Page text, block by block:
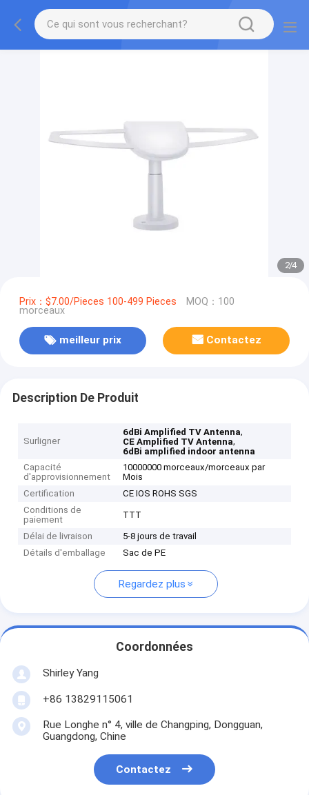
2/4
Prix：$7.00/Pieces 100-499 Pieces MOQ：100
morceaux
meilleur prix Contactez
Description De Produit
Surligner
6dBi Amplified TV Antenna,
CE Amplified TV Antenna,
6dBi amplified indoor antenna
Capacité
d'approvisionnement
10000000 morceaux/morceaux par
Mois
Certification
CE IOS ROHS SGS
Conditions de
paiement
TTT
Délai de livraison
5-8 jours de travail
Détails d'emballage
Sac de PE
Regardez plus
Coordonnées
Shirley Yang
+86 13829115061
Rue Longhe n° 4, ville de Changping, Dongguan,
Guangdong, Chine
Contactez